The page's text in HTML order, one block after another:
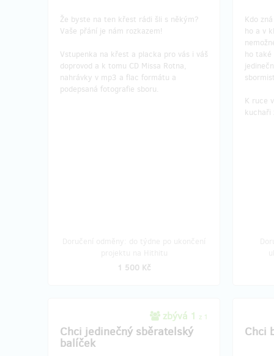
Že byste na ten křest rádi šli s někým?
Vaše přání je nám rozkazem!
Vstupenka na křest a placka pro vás i váš
doprovod a k tomu CD Missa Rotna,
nahrávky v mp3 a flac formátu a
podepsaná fotografie sboru.
1 500 Kč
Kdo
ho a v
ho také
K ruce
kuchaři
zbývá 1 z 1
Chci jedinečný sběratelský
balíček
Chci